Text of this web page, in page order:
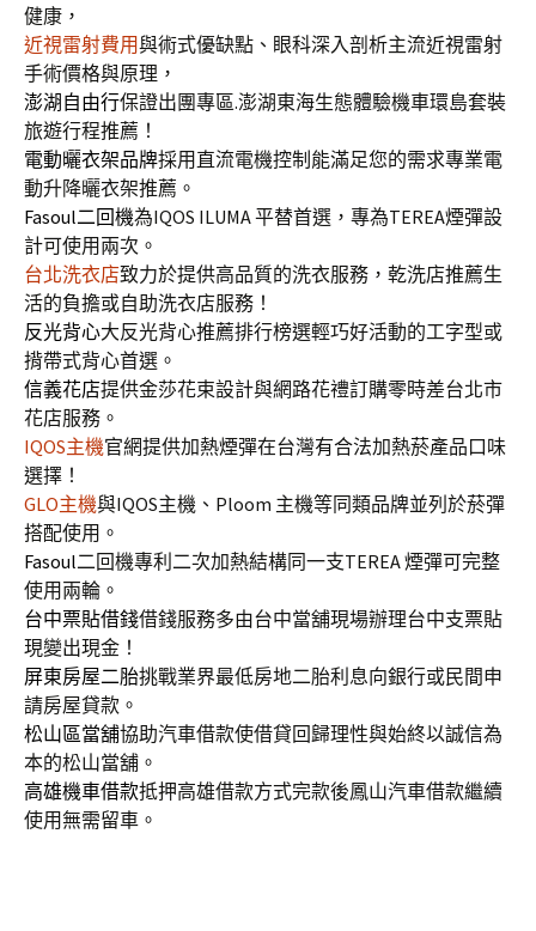
健康，
近視雷射費用與術式優缺點、眼科深入剖析主流近視雷射
手術價格與原理，
澎湖自由行保證出團專區.澎湖東海生態體驗機車環島套裝
旅遊行程推薦！
電動曬衣架品牌採用直流電機控制能滿足您的需求專業電
動升降曬衣架推薦。
Fasoul二回機為IQOS ILUMA 平替首選，專為TEREA煙彈設
計可使用兩次。
台北洗衣店致力於提供高品質的洗衣服務，乾洗店推薦生
活的負擔或自助洗衣店服務！
反光背心大反光背心推薦排行榜選輕巧好活動的工字型或
揹帶式背心首選。
信義花店提供金莎花束設計與網路花禮訂購零時差台北市
花店服務。
IQOS主機官網提供加熱煙彈在台灣有合法加熱菸產品口味
選擇！
GLO主機與IQOS主機、Ploom 主機等同類品牌並列於菸彈
搭配使用。
Fasoul二回機專利二次加熱結構同一支TEREA 煙彈可完整
使用兩輪。
台中票貼借錢借錢服務多由台中當舖現場辦理台中支票貼
現變出現金！
屏東房屋二胎挑戰業界最低房地二胎利息向銀行或民間申
請房屋貸款。
松山區當舖協助汽車借款使借貸回歸理性與始終以誠信為
本的松山當舖。
高雄機車借款抵押高雄借款方式完款後鳳山汽車借款繼續
使用無需留車。